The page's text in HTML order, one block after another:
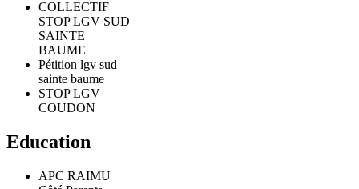
COLLECTIF
STOP LGV SUD
SAINTE
BAUME
Pétition lgv sud
sainte baume
STOP LGV
COUDON
Education
APC RAIMU